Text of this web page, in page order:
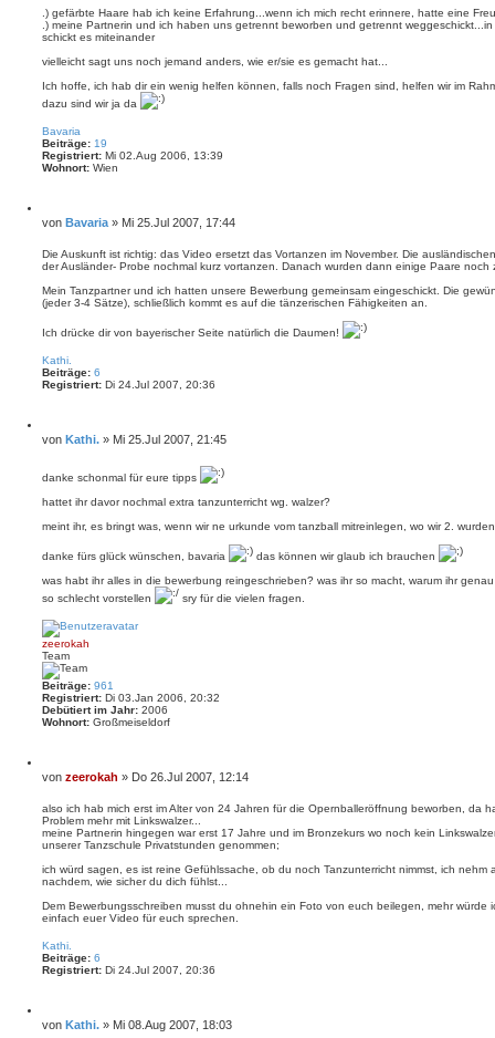
a
g
.) gefärbte Haare hab ich keine Erfahrung...wenn ich mich recht erinnere, hatte eine
.) meine Partnerin und ich haben uns getrennt beworben und getrennt
schickt es miteinander
vielleicht sagt uns noch jemand anders, wie er/sie es gemacht hat...
Ich hoffe, ich hab dir ein wenig helfen können, falls noch Fragen sind, helfen wir im
dazu sind wir ja da
a
c
h
o
b
Bavaria
Beiträge: 19
Registriert: Mi 02.Aug 2006, 13:39
Wohnort: Wien
i
e
r
n
B
i
t
a
von Bavaria » Mi 25.Jul 2007, 17:44
Die Auskunft ist richtig: das Video ersetzt das Vortanzen im November. Die
der Ausländer- Probe nochmal kurz vortanzen. Danach wurden dann einige Paare noch
Mein Tanzpartner und ich hatten unsere Bewerbung gemeinsam eingeschickt. Die
(jeder 3-4 Sätze), schließlich kommt es auf die tänzerischen Fähigkeiten an.
Ich drücke dir von bayerischer Seite natürlich die Daumen!
a
c
h
o
Kathi.
Beiträge: 6
Registriert: Di 24.Jul 2007, 20:36
i
e
r
e
n
B
t
r
g
von Kathi. » Mi 25.Jul 2007, 21:45
danke schonmal für eure tipps
hattet ihr davor nochmal extra tanzunterricht wg. walzer?
meint ihr, es bringt was, wenn wir ne urkunde vom tanzball mitreinlegen, wo wir 2.
danke fürs glück wünschen, bavaria
das können wir glaub ich brauchen
was habt ihr alles in die bewerbung reingeschrieben? was ihr so macht, warum ihr
so schlecht vorstellen
sry für die vielen fragen.
a
c
h
o
b
e
n
zeerokah
Team
Beiträge: 961
Registriert: Di 03.Jan 2006, 20:32
Debütiert im Jahr: 2006
Wohnort: Großmeiseldorf
i
e
r
e
n
B
i
t
r
a
g
von zeerokah » Do 26.Jul 2007, 12:14
also ich hab mich erst im Alter von 24 Jahren für die Opernballeröffnung beworben, da
Problem mehr mit Linkswalzer...
meine Partnerin hingegen war erst 17 Jahre und im Bronzekurs wo noch kein
unserer Tanzschule Privatstunden genommen;
ich würd sagen, es ist reine Gefühlssache, ob du noch Tanzunterricht nimmst, ich nehm
nachdem, wie sicher du dich fühlst...
Dem Bewerbungsschreiben musst du ohnehin ein Foto von euch beilegen, mehr würde
einfach euer Video für euch sprechen.
a
c
h
o
Kathi.
Beiträge: 6
Registriert: Di 24.Jul 2007, 20:36
iB
von Kathi. » Mi 08.Aug 2007, 18:03